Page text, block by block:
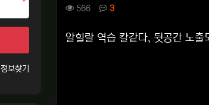
컨텐츠 정보
566조회 3댓글
본문
알힐랄 역습 칼같다, 뒷공간 노출
정보찾기